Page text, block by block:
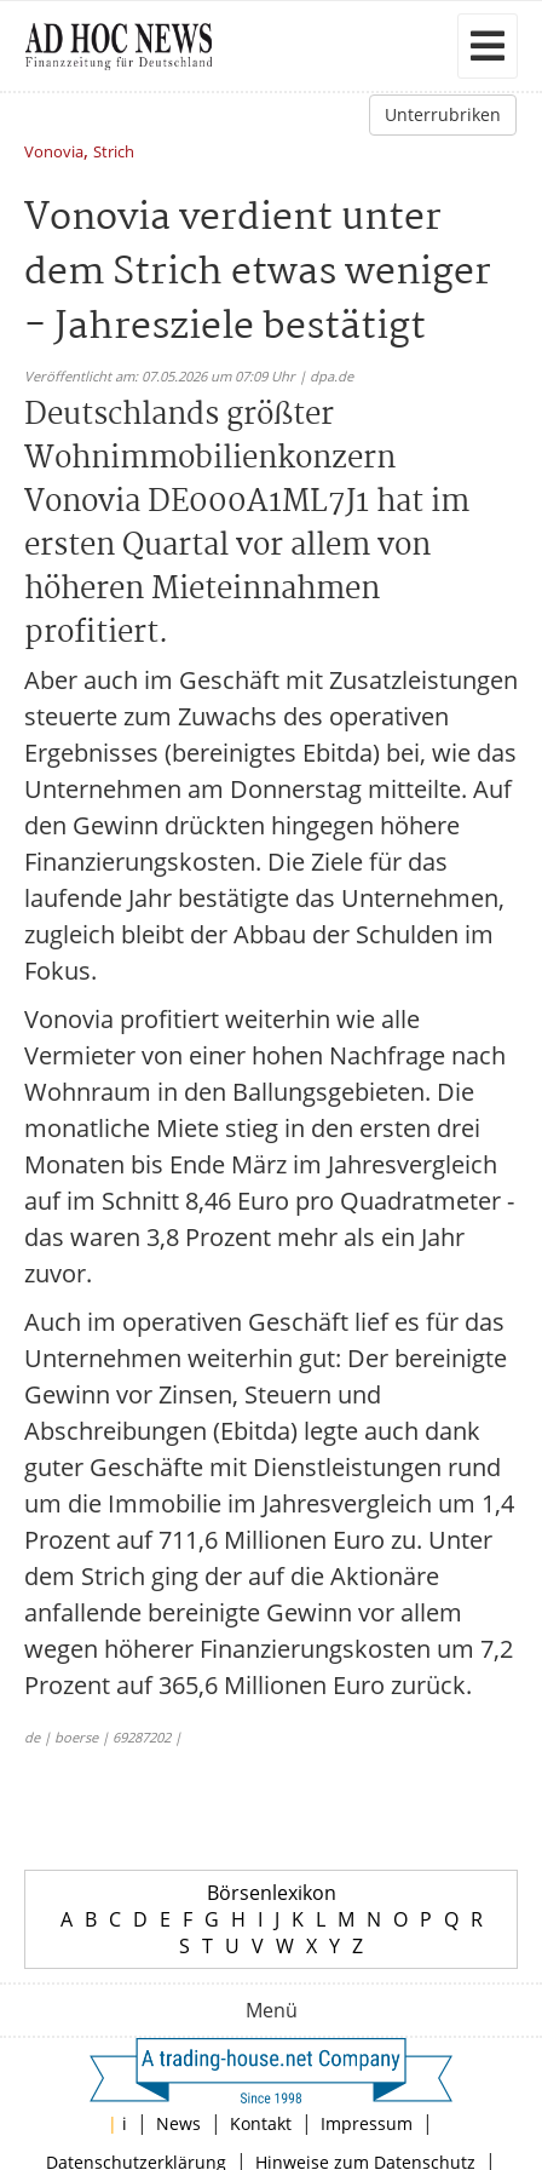
Unterrubriken
Vonovia, Strich
Vonovia verdient unter
dem Strich etwas weniger
- Jahresziele bestätigt
Veröffentlicht am: 07.05.2026 um 07:09 Uhr | dpa.de
Deutschlands größter
Wohnimmobilienkonzern
Vonovia DE000A1ML7J1 hat im
ersten Quartal vor allem von
höheren Mieteinnahmen
profitiert.
Aber auch im Geschäft mit Zusatzleistungen
steuerte zum Zuwachs des operativen
Ergebnisses (bereinigtes Ebitda) bei, wie das
Unternehmen am Donnerstag mitteilte. Auf
den Gewinn drückten hingegen höhere
Finanzierungskosten. Die Ziele für das
laufende Jahr bestätigte das Unternehmen,
zugleich bleibt der Abbau der Schulden im
Fokus.
Vonovia profitiert weiterhin wie alle
Vermieter von einer hohen Nachfrage nach
Wohnraum in den Ballungsgebieten. Die
monatliche Miete stieg in den ersten drei
Monaten bis Ende März im Jahresvergleich
auf im Schnitt 8,46 Euro pro Quadratmeter -
das waren 3,8 Prozent mehr als ein Jahr
zuvor.
Auch im operativen Geschäft lief es für das
Unternehmen weiterhin gut: Der bereinigte
Gewinn vor Zinsen, Steuern und
Abschreibungen (Ebitda) legte auch dank
guter Geschäfte mit Dienstleistungen rund
um die Immobilie im Jahresvergleich um 1,4
Prozent auf 711,6 Millionen Euro zu. Unter
dem Strich ging der auf die Aktionäre
anfallende bereinigte Gewinn vor allem
wegen höherer Finanzierungskosten um 7,2
Prozent auf 365,6 Millionen Euro zurück.
de | boerse | 69287202 |
Börsenlexikon
A B C D E F G H I J K L M N O P Q R
S T U V W X Y Z
Menü
| i | News | Kontakt | Impressum |
Datenschutzerklärung| Hinweise zum Datenschutz |